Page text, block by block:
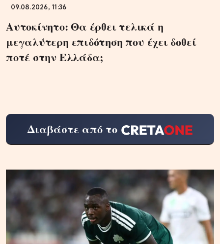
09.08.2026, 11:36
Αυτοκίνητο: Θα έρθει τελικά η
μεγαλύτερη επιδότηση που έχει δοθεί
ποτέ στην Ελλάδα;
Διαβάστε από το